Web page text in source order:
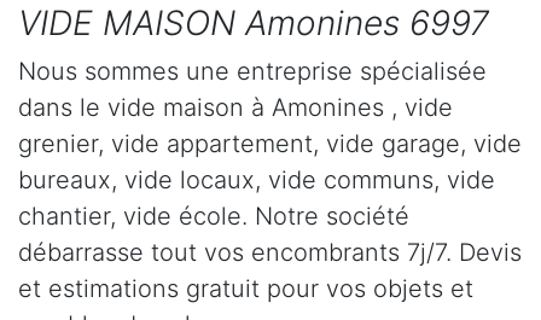
VIDE MAISON Amonines 6997
Nous sommes une entreprise spécialisée
dans le vide maison à Amonines , vide
grenier, vide appartement, vide garage, vide
bureaux, vide locaux, vide communs, vide
chantier, vide école. Notre société
débarrasse tout vos encombrants 7j/7. Devis
et estimations gratuit pour vos objets et